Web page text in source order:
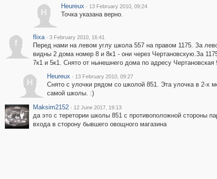
H
Heureux · 13 February 2010, 09:24
Точка указана верно.
f
flixa · 3 February 2010, 16:41
Перед нами на левом углу школа 557 на правом 1175. За
видны 2 дома номер 8 и 8к1 - они через Чертановскую.За
7к1 и 5к1. Снято от нынешнего дома по адресу Чертановская
H
Heureux · 13 February 2010, 09:27
Снято с улочки рядом со школой 851. Эта улочка в 2-х
самой школы. :)
Maksim2152 · 12 June 2017, 19:13
да это с теретории школы 851 с противоположной стороны
входа в сторону бывшего овощного магазина